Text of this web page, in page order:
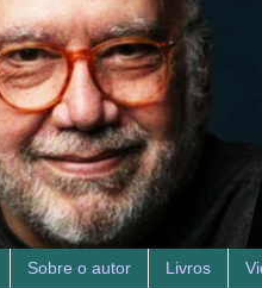
Sobre o autor Livros